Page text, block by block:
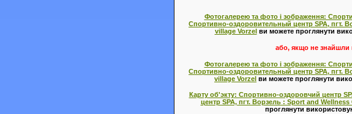
Фотогалерею та фото і зображення:
Спортивно-оздоровительный центр SPA, пгт.
village Vorzel ви можете проглянути
або, якщо не знайшли
Фотогалерею та фото і зображення:
Спортивно-оздоровительный центр SPA, пгт.
village Vorzel ви можете проглянути
Карту об'экту: Спортивно-оздоровчий центр
центр SPA, пгт. Ворзель : Sport and
проглянути